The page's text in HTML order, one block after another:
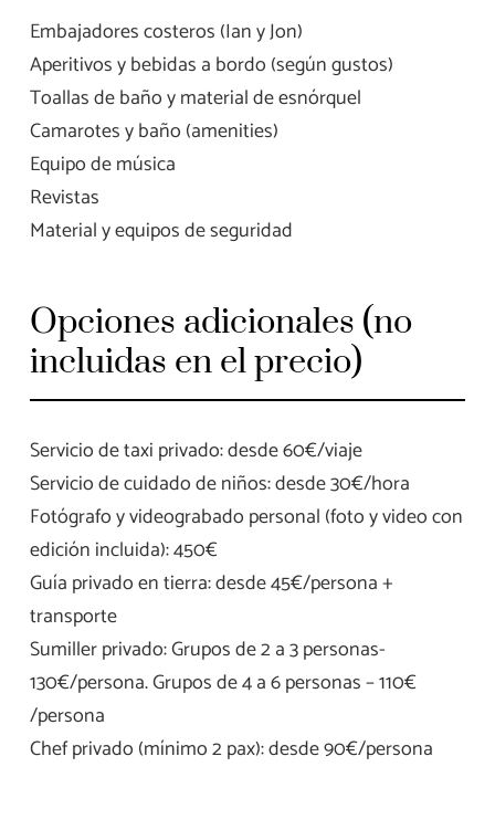
Embajadores costeros (Ian y Jon)
Aperitivos y bebidas a bordo (según gustos)
Toallas de baño y material de esnórquel
Camarotes y baño (amenities)
Equipo de música
Revistas
Material y equipos de seguridad
Opciones adicionales (no
incluidas en el precio)
Servicio de taxi privado: desde 60€/viaje
Servicio de cuidado de niños: desde 30€/hora
Fotógrafo y videograbado personal (foto y video con
edición incluida): 450€
Guía privado en tierra: desde 45€/persona +
transporte
Sumiller privado: Grupos de 2 a 3 personas-
130€/persona. Grupos de 4 a 6 personas – 110€
/persona
Chef privado (mínimo 2 pax): desde 90€/persona